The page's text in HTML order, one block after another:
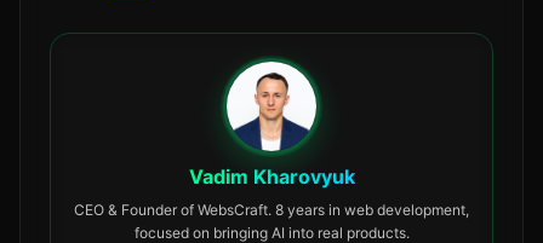
Vadim Kharovyuk
CEO & Founder of WebsCraft. 8 years in web development,
focused on bringing AI into real products.